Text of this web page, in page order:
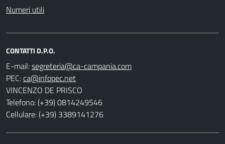
Numeri utili
CONTATTI D.P.O.
E-mail:
PEC:
VINCENZO DE PRISCO
Telefono: (+39) 0814249546
Cellulare: (+39) 3389141276